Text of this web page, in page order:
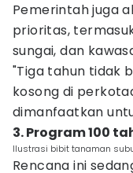
Pemerintah juga
prioritas,
sungai, dan
"Tiga tahun tidak
kosong di
dimanfaatkan
3. Program 100
Ilustrasi bibit tanaman
Rencana ini